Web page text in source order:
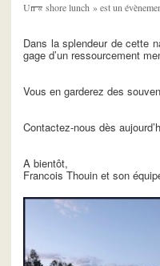
Un « shore lunch » est un
Dans la splendeur de cette
gage d’un ressourcement
Vous en garderez des
Contactez-nous dès
A bientôt,
Francois Thouin et son